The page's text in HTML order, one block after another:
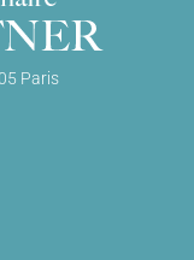
Paris